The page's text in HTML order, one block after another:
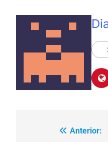
Navegación
Anterior: